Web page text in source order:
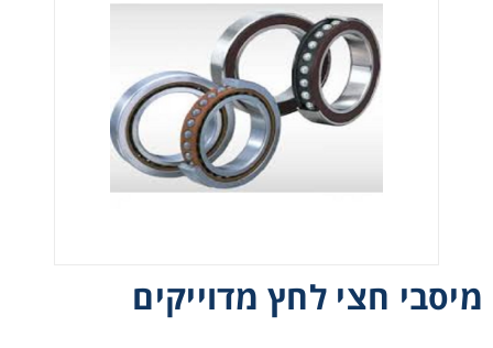
מיסבי חצי לחץ מדוייקים
מיסבים ובתי מיסב
שרשראות, גלגלי שרשרת וגלגלי שיניים
רצועות וי, רצועות תזמון וגלגלים
שינוע ליניארי